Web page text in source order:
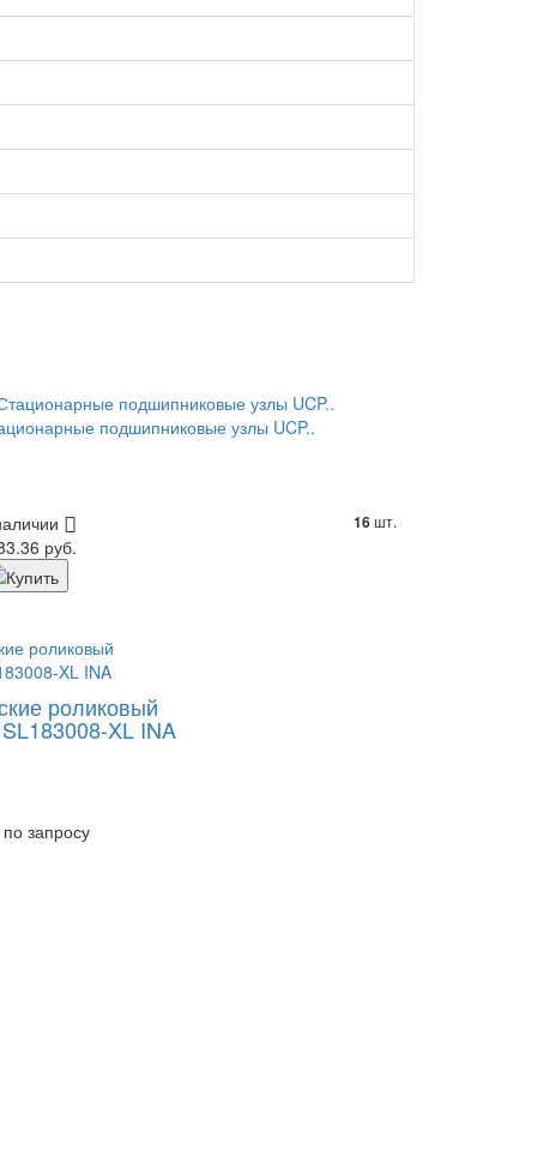
подшипниковые узлы UCP..
16 шт.
руб.
роликовый
XL INA
запросу